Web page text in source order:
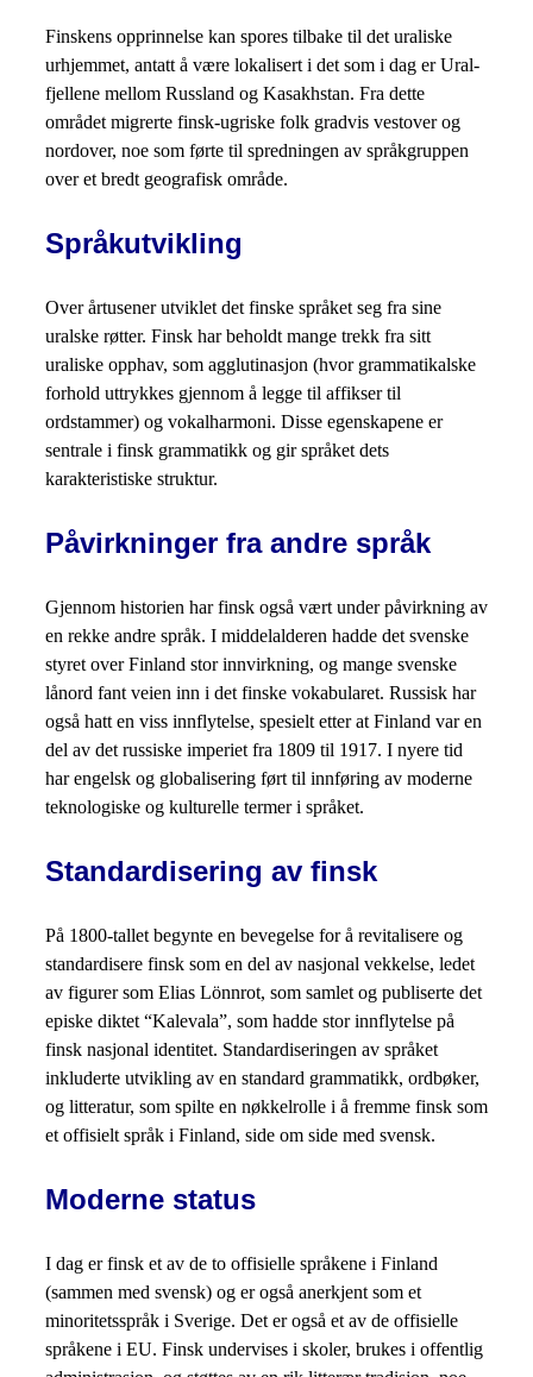
Finskens opprinnelse kan spores tilbake til det uraliske
urhjemmet, antatt å være lokalisert i det som i dag er Ural-
fjellene mellom Russland og Kasakhstan. Fra dette
området migrerte finsk-ugriske folk gradvis vestover og
nordover, noe som førte til spredningen av språkgruppen
over et bredt geografisk område.
Språkutvikling
Over årtusener utviklet det finske språket seg fra sine
uralske røtter. Finsk har beholdt mange trekk fra sitt
uraliske opphav, som agglutinasjon (hvor grammatikalske
forhold uttrykkes gjennom å legge til affikser til
ordstammer) og vokalharmoni. Disse egenskapene er
sentrale i finsk grammatikk og gir språket dets
karakteristiske struktur.
Påvirkninger fra andre språk
Gjennom historien har finsk også vært under påvirkning av
en rekke andre språk. I middelalderen hadde det svenske
styret over Finland stor innvirkning, og mange svenske
lånord fant veien inn i det finske vokabularet. Russisk har
også hatt en viss innflytelse, spesielt etter at Finland var en
del av det russiske imperiet fra 1809 til 1917. I nyere tid
har engelsk og globalisering ført til innføring av moderne
teknologiske og kulturelle termer i språket.
Standardisering av finsk
På 1800-tallet begynte en bevegelse for å revitalisere og
standardisere finsk som en del av nasjonal vekkelse, ledet
av figurer som Elias Lönnrot, som samlet og publiserte det
episke diktet “Kalevala”, som hadde stor innflytelse på
finsk nasjonal identitet. Standardiseringen av språket
inkluderte utvikling av en standard grammatikk, ordbøker,
og litteratur, som spilte en nøkkelrolle i å fremme finsk som
et offisielt språk i Finland, side om side med svensk.
Moderne status
I dag er finsk et av de to offisielle språkene i Finland
(sammen med svensk) og er også anerkjent som et
minoritetsspråk i Sverige. Det er også et av de offisielle
språkene i EU. Finsk undervises i skoler, brukes i offentlig